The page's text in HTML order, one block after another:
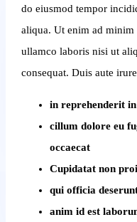
do eiusmod tempor
aliqua. Ut enim ad minim
ullamco laboris nisi ut
consequat. Duis aute
in reprehenderit
cillum dolore eu
occaecat
Cupidatat non
qui officia
anim id est